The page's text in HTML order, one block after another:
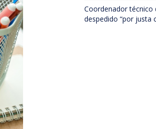
Coordenador técnico
despedido “por justa